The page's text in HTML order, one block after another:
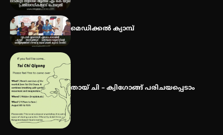
ബാലൻ ഹാളിൽ 16ന്
മെഡിക്കൽ ക്യാമ്പ്
തായ് ചി – ക്വിഗോങ്ങ് പരിചയപ്പെടാം